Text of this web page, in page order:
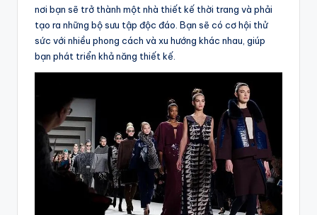
nơi bạn sẽ trở thành một nhà thiết kế thời trang và phải
tạo ra những bộ sưu tập độc đáo. Bạn sẽ có cơ hội thử
sức với nhiều phong cách và xu hướng khác nhau, giúp
bạn phát triển khả năng thiết kế.